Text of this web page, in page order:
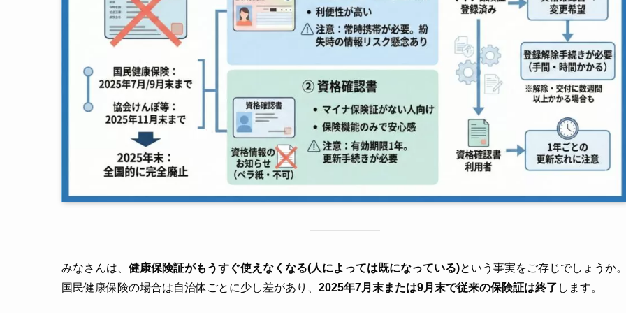
みなさんは、 健康保険証がもうすぐ使えなくなる(人によっては既になっている)という事実をご存じでしょうか
国民健康保険の場合は自治体ごとに少し差があり、 2025年7月末または9月末で従来の保険証は終了 します。